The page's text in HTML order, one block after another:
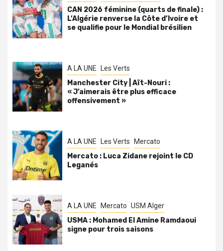
CAN 2026 féminine (quarts de finale) :
L’Algérie renverse la Côte d’Ivoire et
se qualifie pour le Mondial brésilien
A LA UNE Les Verts
Manchester City | Aït-Nouri :
« J’aimerais être plus efficace
offensivement »
A LA UNE Les Verts Mercato
Mercato : Luca Zidane rejoint le CD
Leganés
A LA UNE Mercato USM Alger
USMA : Mohamed El Amine Ramdaoui
signe pour trois saisons